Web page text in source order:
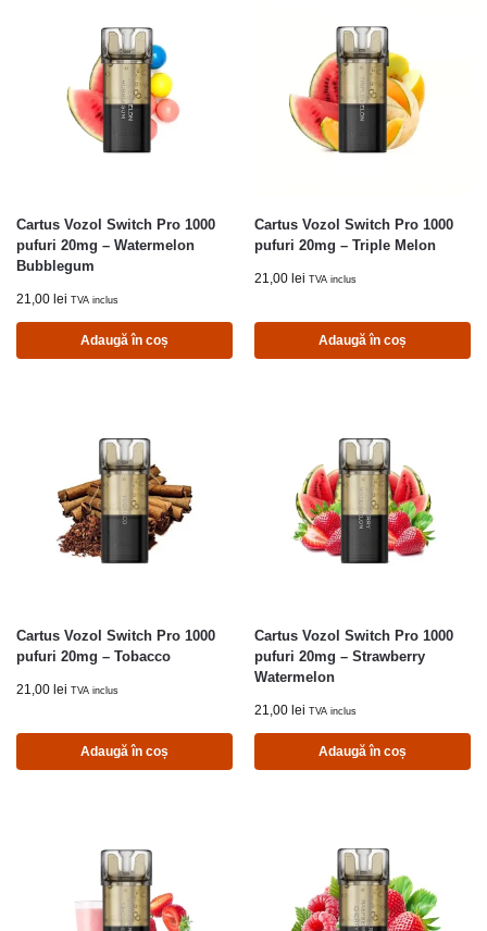
Cartus Vozol Switch Pro 1000
pufuri 20mg – Watermelon
Bubblegum
21,00 lei TVA inclus
Adaugă în coș
Cartus Vozol Switch Pro 1000
pufuri 20mg – Triple Melon
21,00 lei TVA inclus
Adaugă în coș
Cartus Vozol Switch Pro 1000
pufuri 20mg – Tobacco
21,00 lei TVA inclus
Adaugă în coș
Cartus Vozol Switch Pro 1000
pufuri 20mg – Strawberry
Watermelon
21,00 lei TVA inclus
Adaugă în coș